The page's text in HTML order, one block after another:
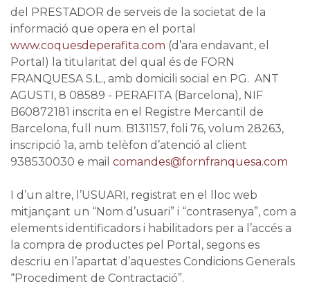
del PRESTADOR de serveis de la societat de la
informació que opera en el portal
www.coquesdeperafita.com (d’ara endavant, el
Portal) la titularitat del qual és de FORN
FRANQUESA S.L., amb domicili social en PG. ANT
AGUSTI, 8 08589 - PERAFITA (Barcelona), NIF
B60872181 inscrita en el Registre Mercantil de
Barcelona, full num. B131157, foli 76, volum 28263,
inscripció 1a, amb telèfon d’atenció al client
938530030 e mail comandes@fornfranquesa.com
I d’un altre, l’USUARI, registrat en el lloc web
mitjançant un “Nom d’usuari” i “contrasenya”, com a
elements identificadors i habilitadors per a l’accés a
la compra de productes pel Portal, segons es
descriu en l’apartat d’aquestes Condicions Generals
“Procediment de Contractació”.